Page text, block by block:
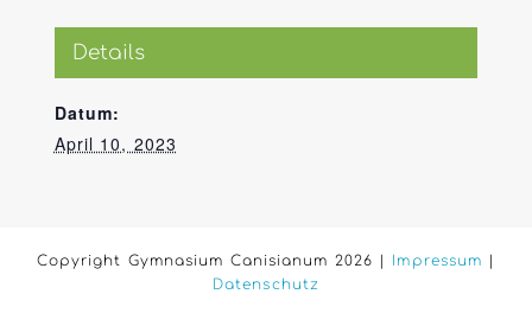
Details
Datum:
April 10, 2023
Copyright Gymnasium Canisianum 2026 | Impressum
Datenschutz